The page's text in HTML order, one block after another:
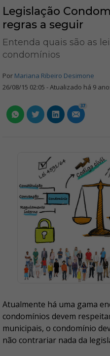
Legislação
regras a seguir
Entenda quais são as
condomínios
Por Mariana Ribeiro Desimone
26/08/15 02:05 - Atualizado há 9
37
Atualmente há uma gama
condomínios devem
municipais, o condomínio
não contrariar nada da